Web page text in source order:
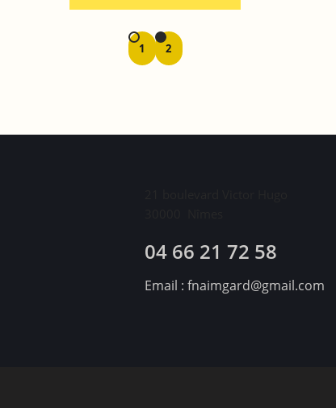
1 2
04 66 21 72 58
Email :fnaimgard@gmail.com